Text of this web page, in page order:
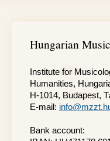
Hungarian
Institute for
Humanities,
H-1014, Budapest,
E-mail:
Bank account: